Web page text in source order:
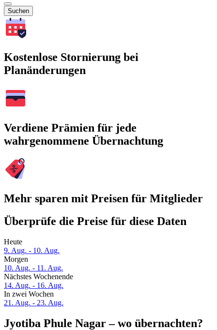
Suchen
Kostenlose Stornierung bei
Planänderungen
Verdiene Prämien für jede
wahrgenommene Übernachtung
Mehr sparen mit Preisen für Mitglieder
Überprüfe die Preise für diese Daten
Heute
9. Aug. - 10. Aug.
Morgen
10. Aug. - 11. Aug.
Nächstes Wochenende
14. Aug. - 16. Aug.
In zwei Wochen
21. Aug. - 23. Aug.
Jyotiba Phule Nagar – wo übernachten?